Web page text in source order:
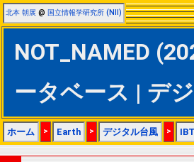
北本 朝展 @ 国立情報学研究所 (NII)
NOT_NAMED
ータベース | デ
ホーム > Earth > デジタル台風 >